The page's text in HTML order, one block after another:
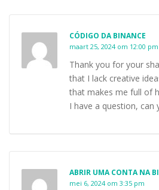
CÓDIGO DA BINANCE
maart 25, 2024 om 12:00 pm
Thank you for your
that I lack creative
that makes me full of
I have a question, can
ABRIR UMA CONTA NA
mei 6, 2024 om 3:35 pm